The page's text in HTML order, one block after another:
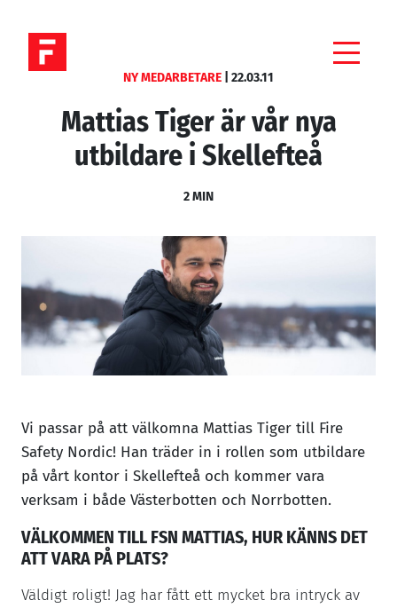
VÅRA TJÄNSTER
JOBBA HOS OSS
NYHETER
KONTAKTA OSS
NY MEDARBETARE 22.03.11
Mattias Tiger är vår nya
utbildare i Skellefteå
2 MIN
Vi passar på att välkomna Mattias Tiger till Fire
Safety Nordic! Han träder in i rollen som utbildare
på vårt kontor i Skellefteå och kommer vara
verksam i både Västerbotten och Norrbotten.
VÄLKOMMEN TILL FSN MATTIAS, HUR KÄNNS DET
ATT VARA PÅ PLATS?
Väldigt roligt! Jag har fått ett mycket bra intryck av